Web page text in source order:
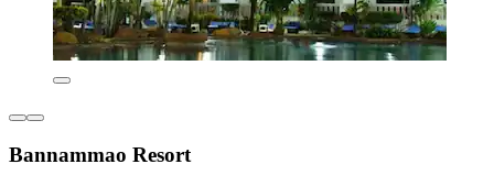
Bannammao Resort